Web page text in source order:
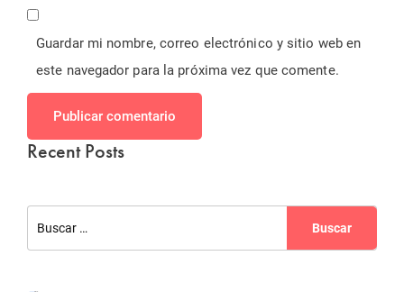
Guardar mi nombre, correo electrónico y sitio web en
este navegador para la próxima vez que comente.
Publicar comentario
Recent Posts